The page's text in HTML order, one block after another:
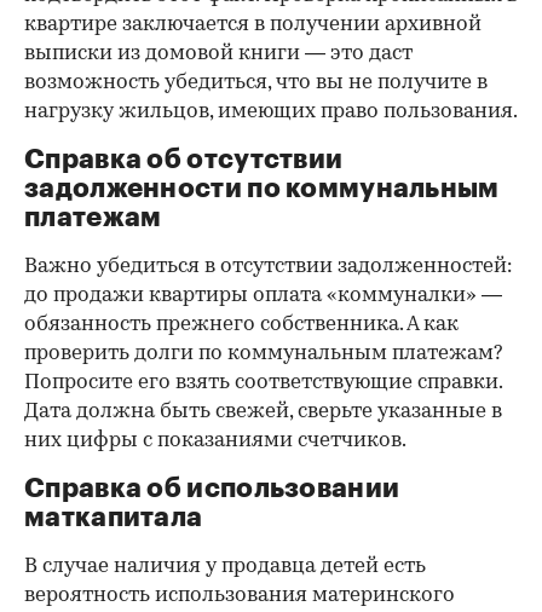
квартире заключается в получении архивной
выписки из домовой книги — это даст
возможность убедиться, что вы не получите в
нагрузку жильцов, имеющих право пользования.
Справка об отсутствии
задолженности по коммунальным
платежам
Важно убедиться в отсутствии задолженностей:
до продажи квартиры оплата «коммуналки» —
обязанность прежнего собственника. А как
проверить долги по коммунальным платежам?
Попросите его взять соответствующие справки.
Дата должна быть свежей, сверьте указанные в
них цифры с показаниями счетчиков.
Справка об использовании
маткапитала
В случае наличия у продавца детей есть
вероятность использования материнского